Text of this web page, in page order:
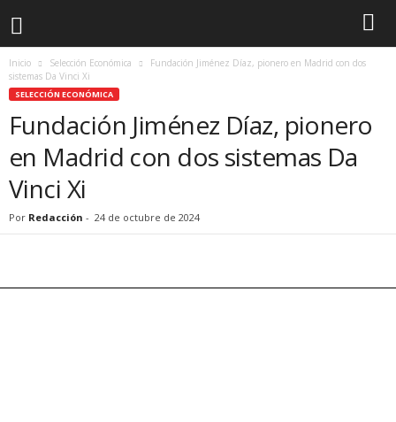
Inicio Selección Económica
Fundación Jiménez Díaz, pionero en Madrid con dos
sistemas Da Vinci Xi
SELECCIÓN ECONÓMICA
Fundación Jiménez Díaz, pionero
en Madrid con dos sistemas Da
Vinci Xi
Por Redacción - 24 de octubre de 2024